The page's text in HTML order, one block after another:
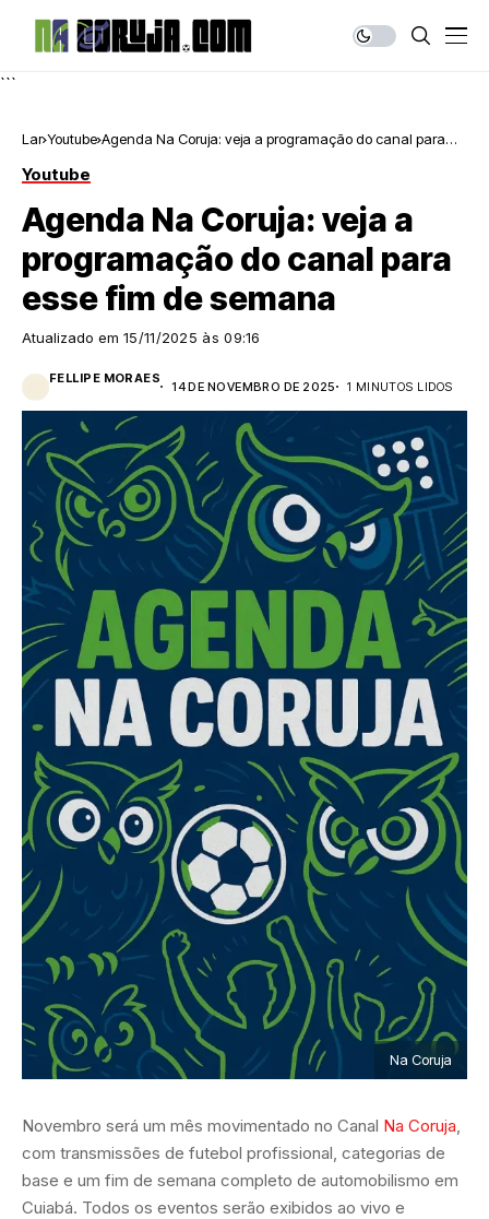
```
Lar Youtube Agenda Na Coruja: veja a programação do canal para
Youtube
Agenda Na Coruja: veja a
programação do canal para
esse fim de semana
Atualizado em 15/11/2025 às 09:16
FELLIPE MORAES
14 DE NOVEMBRO DE 2025 1 MINUTOS LIDOS
Na Coruja
Novembro será um mês movimentado no Canal Na Coruja,
com transmissões de futebol profissional, categorias de
base e um fim de semana completo de automobilismo em
Cuiabá. Todos os eventos serão exibidos ao vivo e